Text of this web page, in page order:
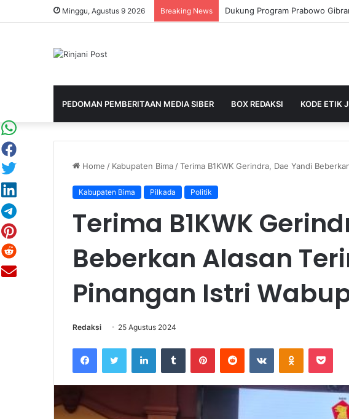
Minggu, Agustus 9 2026 Breaking News
PEDOMAN PEMBERITAAN MEDIA SIBER BOX REDAKSI KODE ETIK
Home / Kabupaten Bima /Terima B1KWK Gerindra, Dae Yandi
Kabupaten Bima Pilkada Politik
Terima B1KWK
Beberkan Alasan
Pinangan Istri
Redaksi 25 Agustus 2024
FacebookTwitter LinkedIn Tumblr PinterestReddit VKontakte